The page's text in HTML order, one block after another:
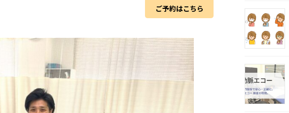
ご予約はこちら